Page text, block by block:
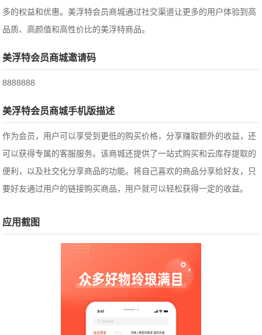
多的权益和优惠。美浮特会员商城通过社交渠道让更多的用户体验到高
品质、高颜值和高性价比的美浮特商品。
美浮特会员商城邀请码
8888888
美浮特会员商城手机版描述
作为会员，用户可以享受到更低的购买价格，分享赚取额外的收益，还
可以获得专属的客服服务。该商城还提供了一站式购买和云库存提取的
便利，以及社交化分享商品的功能。将自己喜欢的商品分享给好友，只
要好友通过用户的链接购买商品，用户就可以轻松获得一定的收益。
应用截图